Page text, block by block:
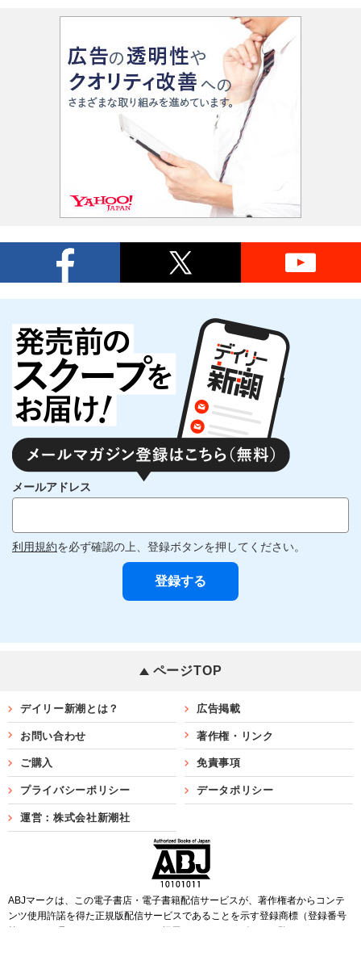
メールアドレス
利用規約を必ず確認の上、登録ボタンを押してください。
ページTOP
デイリー新潮とは？ 広告掲載
お問い合わせ 著作権・リンク
ご購入 免責事項
プライバシーポリシー データポリシー
運営：株式会社新潮社
ABJマークは、この電子書店・電子書籍配信サービスが、著作権者からコンテ
ンツ使用許諾を得た正規版配信サービスであることを示す登録商標（登録番号